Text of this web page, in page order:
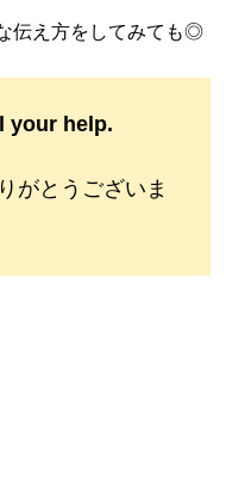
伝え方をしてみても◎
your help.
がとうございま